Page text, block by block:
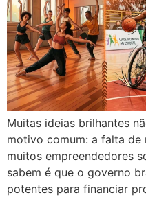
Muitas ideias brilhantes
motivo comum: a falta de
muitos empreendedores
sabem é que o governo
potentes para financiar